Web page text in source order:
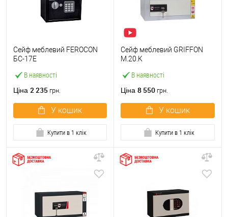
В наявності
Сейф меблевий FEROCON
БС-17Е
Ціна 2 235 грн.
У кошик
Купити в 1 клік
В наявності
Сейф меблевий GRIFFON
M.20.K
Ціна 8 550 грн.
У кошик
Купити в 1 клік